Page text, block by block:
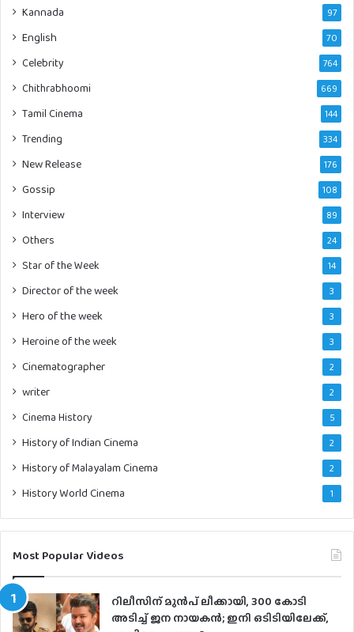
Kannada 97
English 70
Celebrity 764
Chithrabhoomi 669
Tamil Cinema 144
Trending 334
New Release 176
Gossip 108
Interview 89
Others 24
Star of the Week 14
Director of the week 3
Hero of the week 3
Heroine of the week 3
Cinematographer 2
writer 2
Cinema History 5
History of Indian Cinema 2
History of Malayalam Cinema 2
History World Cinema 1
Most Popular Videos
റിലീസിന് മുൻപ് ലീക്കായി, 300 കോടി
അടിച്ച് ജന നായകൻ; ഇനി ഒടിടിയിലേക്ക്,